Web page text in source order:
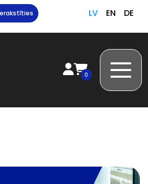
LV EN DE
0